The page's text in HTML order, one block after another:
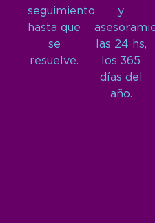
seguimiento
hasta que
se
resuelve.
y
las 24 hs,
los 365
días del
año.